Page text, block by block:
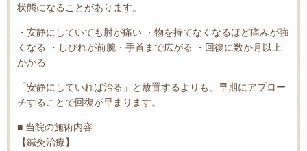
状態になることがあります。
・安静にしていても肘が痛い ・物を持てなくなるほど痛みが強
くなる ・しびれが前腕・手首まで広がる ・回復に数か月以上
かかる
「安静にしていれば治る」と放置するよりも、早期にアプロー
チすることで回復が早まります。
■ 当院の施術内容
【鍼灸治療】